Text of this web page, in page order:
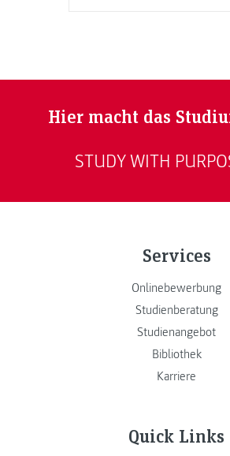
Hier macht das
STUDY WITH
Services
Onlinebewerbung
Studienberatung
Studienangebot
Bibliothek
Karriere
Quick Links